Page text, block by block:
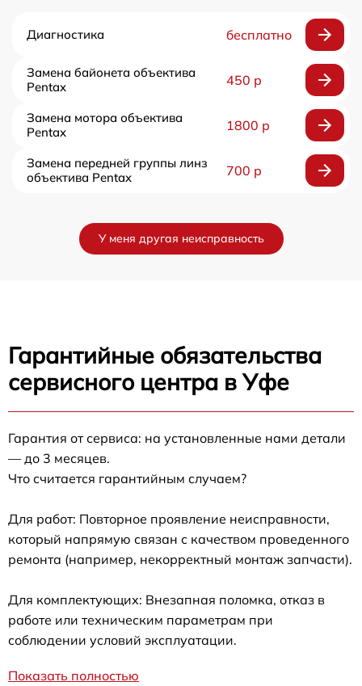
Диагностика бесплатно
Замена байонета объектива
Pentax
450 р
Замена мотора объектива
Pentax
1800 р
Замена передней группы линз
объектива Pentax
700 р
У меня другая неисправность
Гарантийные обязательства
сервисного центра в Уфе
Гарантия от сервиса: на установленные нами детали
— до 3 месяцев.
Что считается гарантийным случаем?
Для работ: Повторное проявление неисправности,
который напрямую связан с качеством проведенного
ремонта (например, некорректный монтаж запчасти).
Для комплектующих: Внезапная поломка, отказ в
работе или техническим параметрам при
соблюдении условий эксплуатации.
Показать полностью